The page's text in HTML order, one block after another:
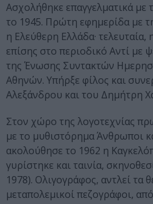
Ασχολήθηκε επαγγελματικά με
το 1945. Πρώτη εφημερίδα με
η Ελεύθερη Ελλάδα·
επίσης στο περιοδικό Αντί
της Ένωσης Συντακτών
Αθηνών. Υπήρξε φίλος και
Αλεξάνδρου και του Δημήτρη
Στον χώρο της λογοτεχνίας
με το μυθιστόρημα Άνθρωποι
ακολούθησε το 1962 η
γυρίστηκε και ταινία,
1978). Ολιγογράφος, αντλεί τα
μεταπολεμικοί πεζογράφοι,